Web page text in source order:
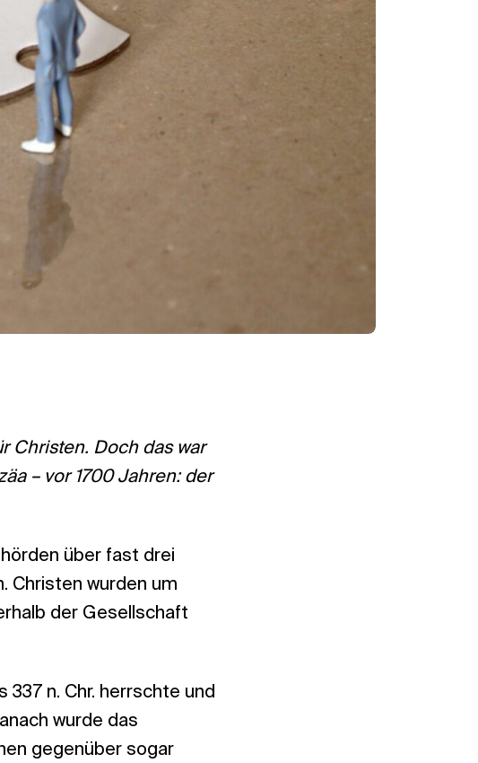
Christen. Doch das war
– vor 1700 Jahren: der
über fast drei
Christen wurden um
der Gesellschaft
n. Chr. herrschte und
wurde das
gegenüber sogar